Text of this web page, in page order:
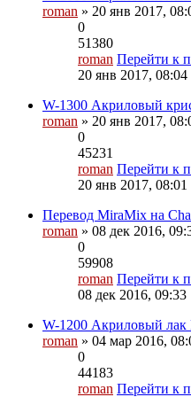
roman » 20 янв 2017,
0
51380
roman Перейти к
20 янв 2017, 08:04
W-1300 Акриловый
roman » 20 янв 2017,
0
45231
roman Перейти к
20 янв 2017, 08:01
Перевод MiraMix на
roman » 08 дек 2016,
0
59908
roman Перейти к
08 дек 2016, 09:33
W-1200 Акриловый лак
roman » 04 мар 2016,
0
44183
roman Перейти к